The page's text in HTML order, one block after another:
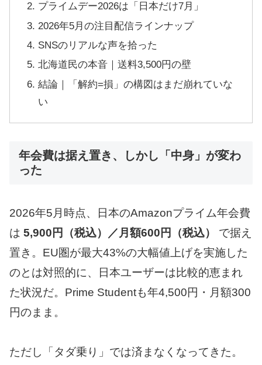
プライムデー2026は「日本だけ7月」
2026年5月の注目配信ラインナップ
SNSのリアルな声を拾った
北海道民の本音｜送料3,500円の壁
結論｜「解約=損」の構図はまだ崩れていな
い
年会費は据え置き、しかし「中身」が変わ
った
2026年5月時点、日本のAmazonプライム年会費
は 5,900円（税込）／月額600円（税込）
で据え
置き。EU圏が最大43%の大幅値上げを実施した
のとは対照的に、日本ユーザーは比較的恵まれ
た状況だ。Prime Studentも年4,500円・月額300
円のまま。
ただし「タダ乗り」では済まなくなってきた。